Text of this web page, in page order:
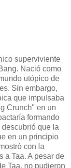
superviviente
Nació como
utópico de
Sin embargo,
que impulsaba
Crunch" en un
formando
que la
en un principio
con la
a Taa. A pesar de
Taa, no pudieron